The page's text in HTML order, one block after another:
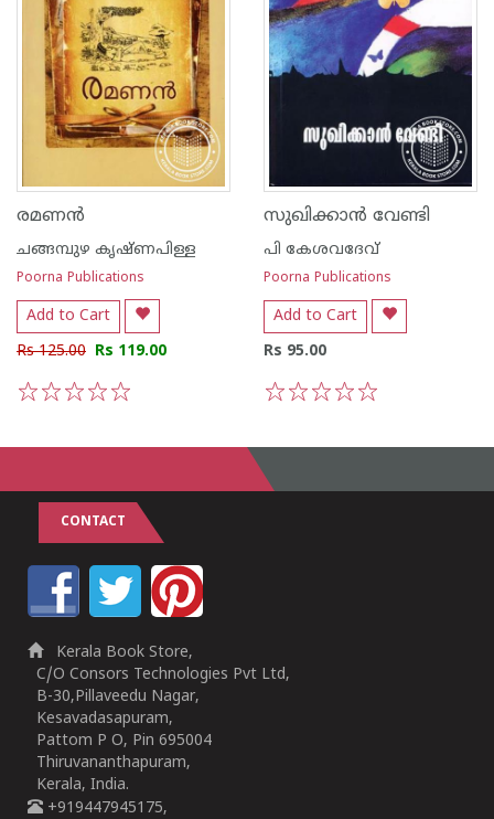
രമണ‌ന്‍
ചങ്ങമ്പുഴ കൃഷ്ണപിള്ള
Poorna Publications
Add to Cart
Rs 125.00 Rs 119.00
സുഖിക്കാ‌ന്‍ വേണ്ടി
പി കേശവദേവ്‌
Poorna Publications
Add to Cart
Rs 95.00
CONTACT
Kerala Book Store,
C/O Consors Technologies Pvt Ltd,
B-30,Pillaveedu Nagar,
Kesavadasapuram,
Pattom P O, Pin 695004
Thiruvananthapuram,
Kerala, India.
+919447945175,